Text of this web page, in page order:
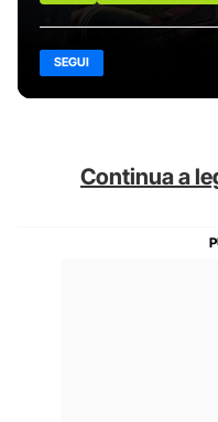
SEGUI
Continua a